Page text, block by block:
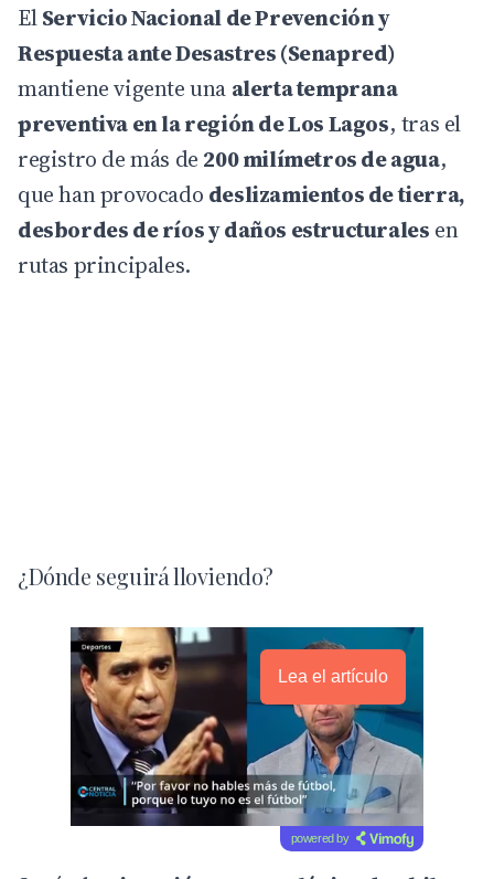
ElServicio Nacional de Prevención y
Respuesta ante Desastres (Senapred)
mantiene vigente una alerta temprana
preventiva en la región de Los Lagos, tras el
registro de más de 200 milímetros de agua,
que han provocado deslizamientos de tierra,
desbordes de ríos y daños estructurales en
rutas principales.
¿Dónde seguirá lloviendo?
Lea el artículo
powered by